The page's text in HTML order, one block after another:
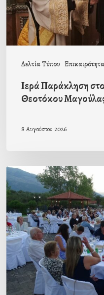
Δελτία Τύπου Επικαιρότητα
Θεοτόκου
Μαγούλας
Ιερά Παράκληση
Θεοτόκου
8 Αυγούστου 2026
Πρόσκληση
προς
τους
Ομογενείς
μας